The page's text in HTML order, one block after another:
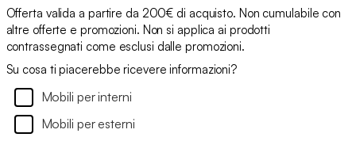
Offerta valida a partire da 200€ di acquisto. Non cumulabile con
altre offerte e promozioni. Non si applica ai prodotti
contrassegnati come esclusi dalle promozioni.
Su cosa ti piacerebbe ricevere informazioni?
Mobili per interni
Mobili per esterni